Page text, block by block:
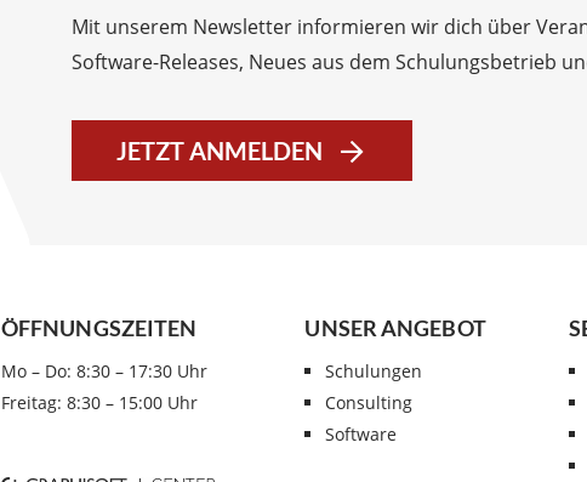
Mit unserem Newsletter informieren wir dich über
Software-Releases, Neues aus dem Schulungsbetrieb
JETZT ANMELDEN
ÖFFNUNGSZEITEN
Mo – Do: 8:30 – 17:30 Uhr
Freitag: 8:30 – 15:00 Uhr
UNSER ANGEBOT
Schulungen
Consulting
Software